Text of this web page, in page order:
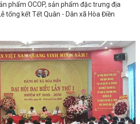
phẩm OCOP, sản phẩm đặc trưng địa
tổng kết Tết Quân - Dân xã Hòa Điền